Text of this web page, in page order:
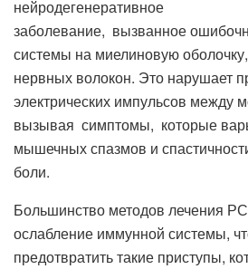
нейродегенеративное
заболевание, вызванное
системы на миелиновую
нервных волокон. Это нарушает
электрических импульсов между
вызывая симптомы, которые
мышечных спазмов и
боли.
Большинство методов лечения
ослабление иммунной системы,
предотвратить такие приступы,